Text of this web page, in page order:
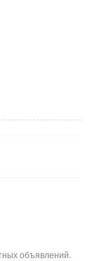
объявлений.